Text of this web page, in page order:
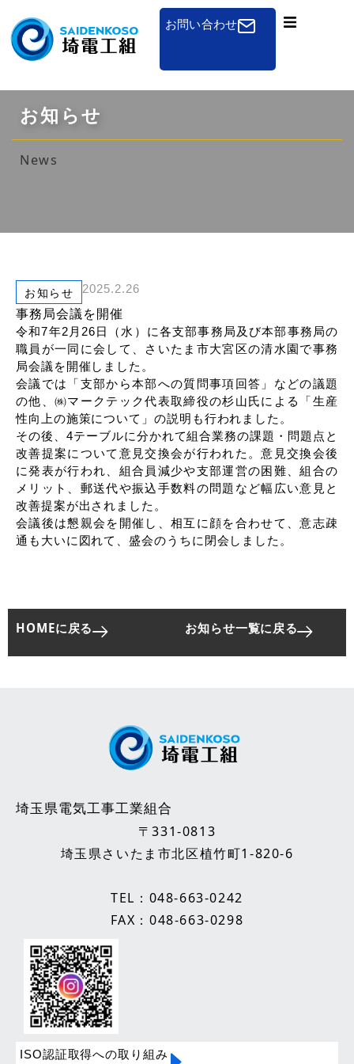
お問い合わせ
一般のお客さまへ
免状申請
お知らせ
採用について
リンク
お知らせ
News
お知らせ 2025.2.26
事務局会議を開催
令和7年2月26日（水）に各支部事務局及び本部事務局の
職員が一同に会して、さいたま市大宮区の清水園で事務
局会議を開催しました。
会議では「支部から本部への質問事項回答」などの議題
の他、㈱マークテック代表取締役の杉山氏による「生産
性向上の施策について」の説明も行われました。
その後、4テーブルに分かれて組合業務の課題・問題点と
改善提案について意見交換会が行われた。意見交換会後
に発表が行われ、組合員減少や支部運営の困難、組合の
メリット、郵送代や振込手数料の問題など幅広い意見と
改善提案が出されました。
会議後は懇親会を開催し、相互に顔を合わせて、意志疎
通も大いに図れて、盛会のうちに閉会しました。
HOMEに戻る お知らせ一覧に戻る
埼玉県電気工事工業組合
〒331-0813
埼玉県さいたま市北区植竹町1-820-6
TEL： 048-663-0242
FAX：048-663-0298
ISO認証取得への取り組み